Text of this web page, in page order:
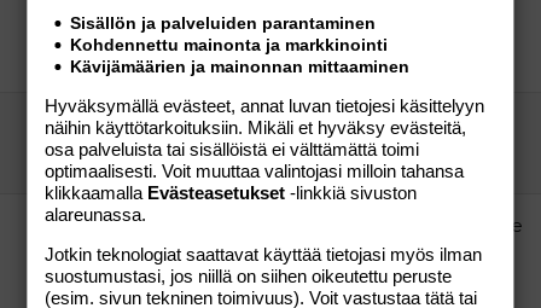
lastenvaatteita
netistä Vauvat ja taaperot
2
Vauvat ja taaperot
20.01.2006
Nettailija
AUTTAKAAAAA
apuaaa Aihe vapaa
2
Aihe vapaa
03.07.2007
Liinuska74
Kertokaa äidit!? Miten uskallatte laittaa lapsenne
kuvat nettiin mm nyt palstalle?
Palstan KAUNOTAR
Aihe vapaa
14
Aihe vapaa
28.07.2008
minä
Sisällön ja palveluiden parantaminen
Kohdennettu mainonta ja markkinointi
Kävijämäärien ja mainonnan mittaaminen
Hyväksymällä evästeet, annat luvan tietojesi käsittelyyn
näihin käyttötarkoituksiin. Mikäli et hyväksy evästeitä,
osa palveluista tai sisällöistä ei välttämättä toimi
optimaalisesti. Voit muuttaa valintojasi milloin tahansa
klikkaamalla Evästeasetukset -linkkiä sivuston
alareunassa.
Jotkin teknologiat saattavat käyttää tietojasi myös ilman
suostumustasi, jos niillä on siihen oikeutettu peruste
(esim. sivun tekninen toimivuus). Voit vastustaa tätä tai